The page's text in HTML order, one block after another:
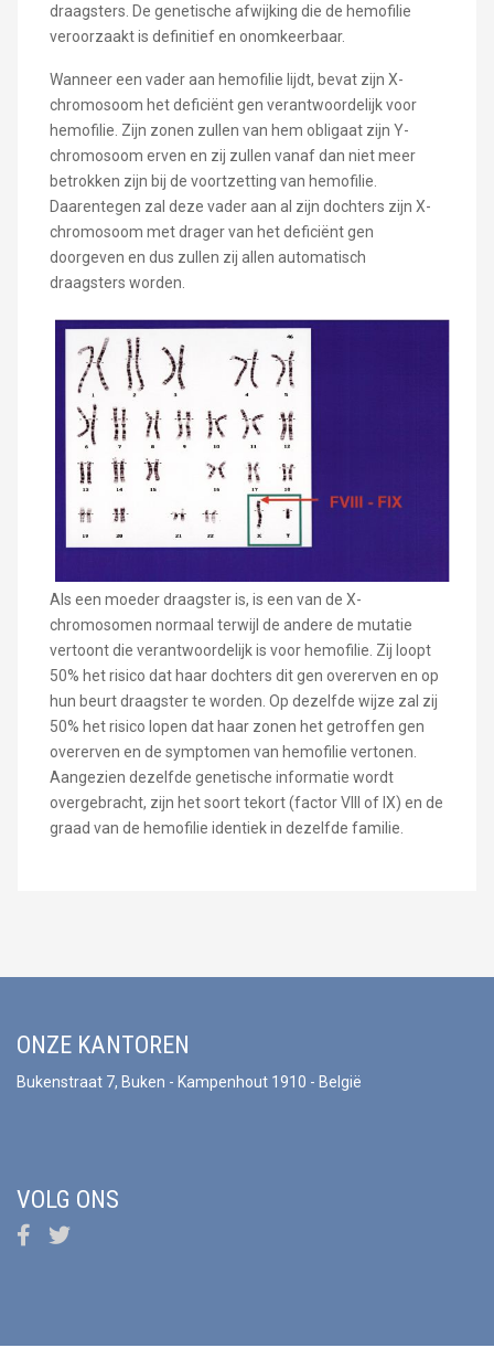
draagsters. De genetische afwijking die de hemofilie
veroorzaakt is definitief en onomkeerbaar.
Wanneer een vader aan hemofilie lijdt, bevat zijn X-
chromosoom het deficiënt gen verantwoordelijk voor
hemofilie. Zijn zonen zullen van hem obligaat zijn Y-
chromosoom erven en zij zullen vanaf dan niet meer
betrokken zijn bij de voortzetting van hemofilie.
Daarentegen zal deze vader aan al zijn dochters zijn X-
chromosoom met drager van het deficiënt gen
doorgeven en dus zullen zij allen automatisch
draagsters worden.
Als een moeder draagster is, is een van de X-
chromosomen normaal terwijl de andere de mutatie
vertoont die verantwoordelijk is voor hemofilie. Zij loopt
50% het risico dat haar dochters dit gen overerven en op
hun beurt draagster te worden. Op dezelfde wijze zal zij
50% het risico lopen dat haar zonen het getroffen gen
overerven en de symptomen van hemofilie vertonen.
Aangezien dezelfde genetische informatie wordt
overgebracht, zijn het soort tekort (factor VIII of IX) en de
graad van de hemofilie identiek in dezelfde familie.
ONZE KANTOREN
Bukenstraat 7, Buken - Kampenhout 1910 - België
VOLG ONS